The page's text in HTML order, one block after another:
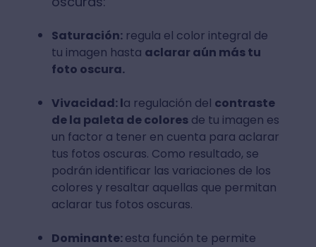
Saturación:regula el color integral de
tu imagen hasta aclarar aún más tu
foto oscura.
Vivacidad: la regulación del contraste
de la paleta de coloresde tu imagen es
un factor a tener en cuenta para aclarar
tus fotos oscuras. Como resultado, se
podrán identificar las variaciones de los
colores y resaltar aquellas que permitan
aclarar tus fotos oscuras.
Dominante:esta función te permite